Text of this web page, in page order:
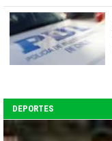
DEPORTES